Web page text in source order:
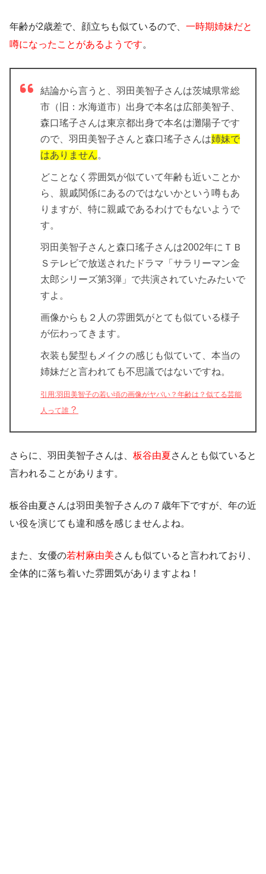
年齢が2歳差で、顔立ちも似ているので、 一時期姉妹だと
噂になったことがあるようです。
結論から言うと、羽田美智子さんは茨城県常総
市（旧：水海道市）出身で本名は広部美智子、
森口瑤子さんは東京都出身で本名は灘陽子です
ので、羽田美智子さんと森口瑤子さんは姉妹で
はありません。
どことなく雰囲気が似ていて年齢も近いことか
ら、親戚関係にあるのではないかという噂もあ
りますが、特に親戚であるわけでもないようで
す。
羽田美智子さんと森口瑤子さんは2002年にＴＢ
Ｓテレビで放送されたドラマ「サラリーマン金
太郎シリーズ第3弾」で共演されていたみたいで
すよ。
画像からも２人の雰囲気がとても似ている様子
が伝わってきます。
衣装も髪型もメイクの感じも似ていて、本当の
姉妹だと言われても不思議ではないですね。
引用:羽田美智子の若い頃の画像がヤバい？年齢は？似てる芸能
人って誰 ？
さらに、羽田美智子さんは、 板谷由夏さんとも似ていると
言われることがあります。
板谷由夏さんは羽田美智子さんの７歳年下ですが、年の近
い役を演じても違和感を感じませんよね。
また、女優の若村麻由美さんも似ていると言われており、
全体的に落ち着いた雰囲気がありますよね！